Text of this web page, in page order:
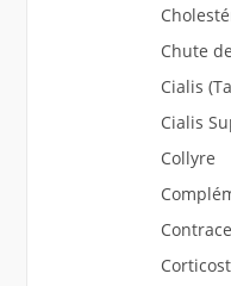
Chute
Cialis
Cialis
Collyre